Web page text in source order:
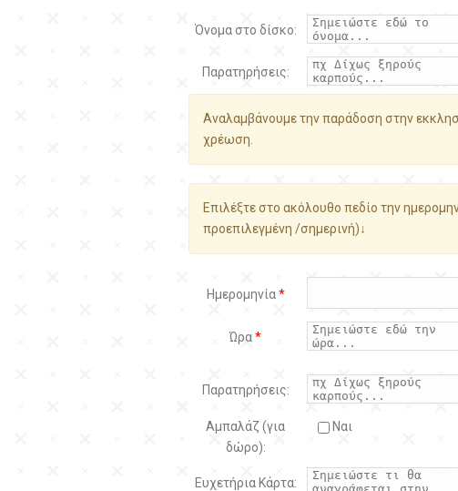
Όνομα στο δίσκο:
Παρατηρήσεις:
Αναλαμβάνουμε την παράδοση στην
χρέωση.
Επιλέξτε στο ακόλουθο πεδίο την
προεπιλεγμένη /σημερινή)↓
Ημερομηνία*
Ώρα*
Παρατηρήσεις:
Αμπαλάζ (για
δώρο):
Ναι
Ευχετήρια Κάρτα: